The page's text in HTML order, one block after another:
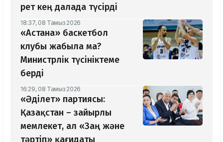
рет кең далада түсірді
18:37, 08 Тамыз 2026
«Астана» баскетбол
клубы жабыла ма?
Министрлік түсініктеме
берді
16:29, 08 Тамыз 2026
«Әділет» партиясы:
Қазақстан – зайырлы
мемлекет, ал «Заң және
тәртіп» қағидаты